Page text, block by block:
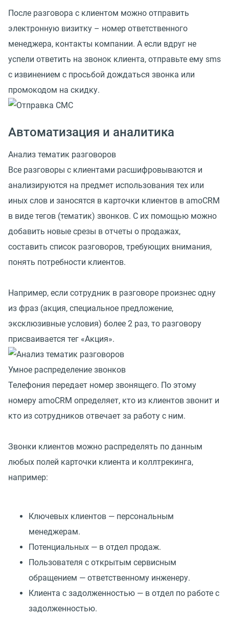
После разговора с клиентом можно отправить
электронную визитку – номер ответственного
менеджера, контакты компании. А если вдруг не
успели ответить на звонок клиента, отправьте ему sms
с извинением с просьбой дождаться звонка или
промокодом на скидку.
Автоматизация и аналитика
Анализ тематик разговоров
Все разговоры с клиентами расшифровываются и
анализируются на предмет использования тех или
иных слов и заносятся в карточки клиентов в amoCRM
в виде тегов (тематик) звонков. С их помощью можно
добавить новые срезы в отчеты о продажах,
составить список разговоров, требующих внимания,
понять потребности клиентов.
Например, если сотрудник в разговоре произнес одну
из фраз (акция, специальное предложение,
эксклюзивные условия) более 2 раз, то разговору
присваивается тег «Акция».
Умное распределение звонков
Телефония передает номер звонящего. По этому
номеру amoCRM определяет, кто из клиентов звонит и
кто из сотрудников отвечает за работу с ним.
Звонки клиентов можно распределять по данным
любых полей карточки клиента и коллтрекинга,
например:
Ключевых клиентов — персональным
менеджерам.
Потенциальных — в отдел продаж.
Пользователя с открытым сервисным
обращением — ответственному инженеру.
Клиента с задолженностью — в отдел по работе с
задолженностью.